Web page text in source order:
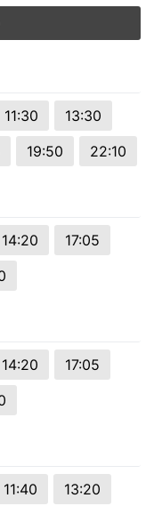
11:30
13:30
19:50 22:10
14:20
17:05
14:20
17:05
11:40
13:20